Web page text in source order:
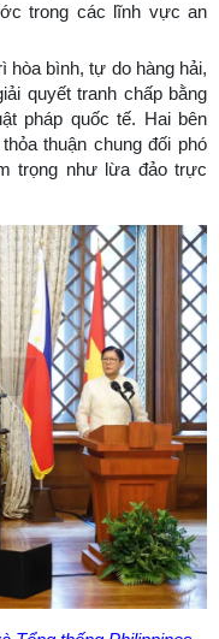
trong các lĩnh vực an
hòa bình, tự do hàng hải,
quyết tranh chấp bằng
pháp quốc tế. Hai bên
thuận chung đối phó
trọng như lừa đảo trực